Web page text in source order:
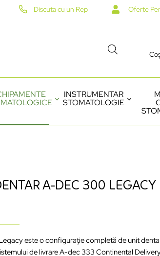
Discuta cu un Rep Oferte
INSTRUMENTAR
STOMATOLOGIE
A-DEC 300 LEGACY
este o configurație completă de unit
de livrare A-dec 333 Continental